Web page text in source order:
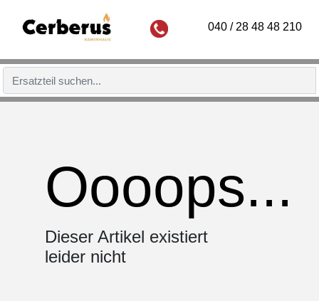
040 / 28 48 48 210
Oooops...
Dieser Artikel existiert
leider nicht